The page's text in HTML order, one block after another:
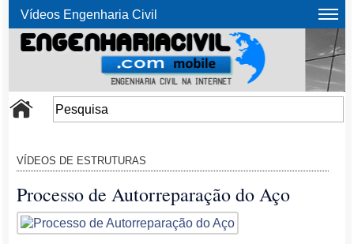
Vídeos Engenharia Civil
VÍDEOS DE ESTRUTURAS
Processo de Autorreparação do Aço